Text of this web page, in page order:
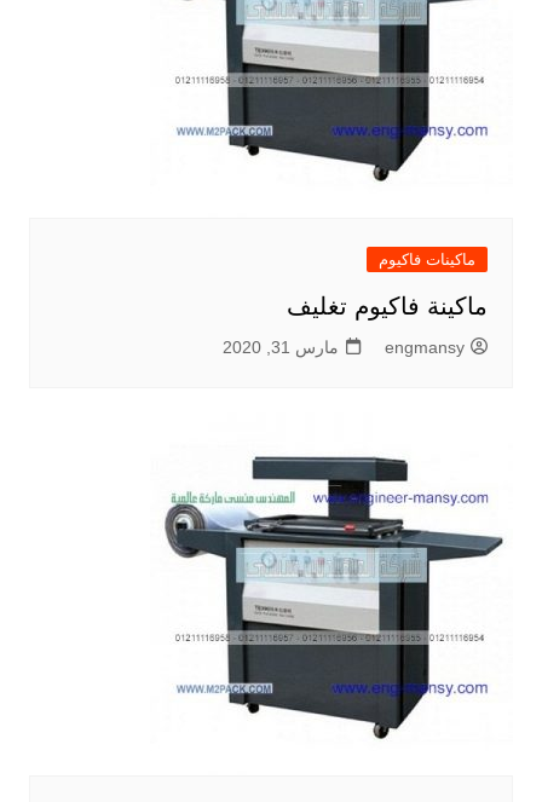
ماكينات فاكيوم
ماكينة فاكيوم تغليف
engmansy مارس 31, 2020